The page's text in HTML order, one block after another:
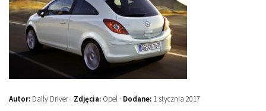
Autor: Daily Driver · Zdjęcia: Opel · Dodane: 1 stycznia 2017